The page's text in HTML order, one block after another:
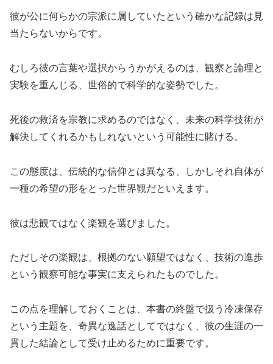
彼が公に何らかの宗派に属していたという確かな記録は見
当たらないからです。
むしろ彼の言葉や選択からうかがえるのは、観察と論理と
実験を重んじる、世俗的で科学的な姿勢でした。
死後の救済を宗教に求めるのではなく、未来の科学技術が
解決してくれるかもしれないという可能性に賭ける。
この態度は、伝統的な信仰とは異なる、しかしそれ自体が
一種の希望の形をとった世界観だといえます。
彼は悲観ではなく楽観を選びました。
ただしその楽観は、根拠のない願望ではなく、技術の進歩
という観察可能な事実に支えられたものでした。
この点を理解しておくことは、本書の終盤で扱う冷凍保存
という主題を、奇異な逸話としてではなく、彼の生涯の一
貫した結論として受け止めるために重要です。